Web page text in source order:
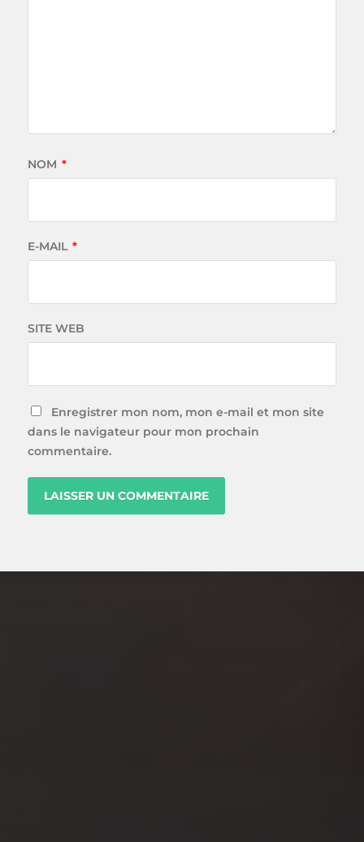
NOM *
E-MAIL *
SITE WEB
Enregistrer mon nom, mon e-mail et mon site
dans le navigateur pour mon prochain
commentaire.